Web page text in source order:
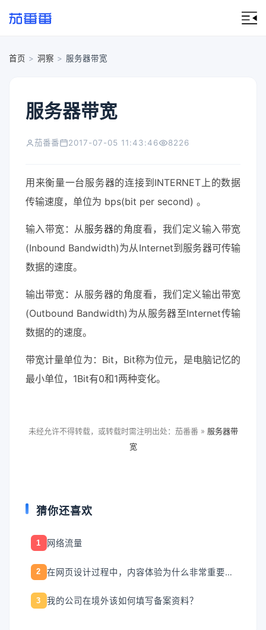
首页 > 洞察 > 服务器带宽
服务器带宽
茄番番 2017-07-05 11:43:46 8226
用来衡量一台服务器的连接到INTERNET上的数据
传输速度，单位为 bps(bit per second) 。
输入带宽：从服务器的角度看，我们定义输入带宽
(Inbound Bandwidth)为从Internet到服务器可传输
数据的速度。
输出带宽：从服务器的角度看，我们定义输出带宽
(Outbound Bandwidth)为从服务器至Internet传输
数据的的速度。
带宽计量单位为：Bit，Bit称为位元，是电脑记忆的
最小单位，1Bit有0和1两种变化。
未经允许不得转载，或转载时需注明出处：茄番番 » 服务器带
宽
猜你还喜欢
1 网络流量
2 在网页设计过程中，内容体验为什么非常重要的呢?
3 我的公司在境外该如何填写备案资料？